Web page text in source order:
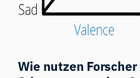
Wie nutzen Forscher